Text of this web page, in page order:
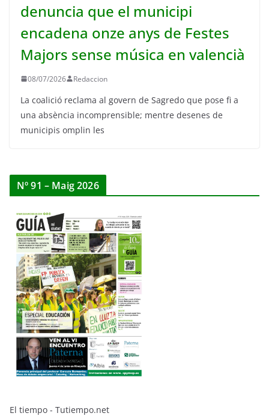
denuncia que el municipi
encadena onze anys de Festes
Majors sense música en valencià
08/07/2026 Redaccion
La coalició reclama al govern de Sagredo que pose fi a
una absència incomprensible; mentre desenes de
municipis omplin les
Nº 91 – Maig 2026
El tiempo - Tutiempo.net